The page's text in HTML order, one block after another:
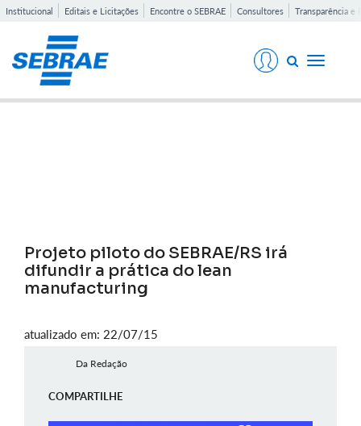
Institucional Editais e Licitações Encontre o SEBRAE Consultores Transparência e
Toggle
Projeto piloto do SEBRAE/RS irá
difundir a prática do lean
manufacturing
atualizado em: 22/07/15
Da Redação
COMPARTILHE